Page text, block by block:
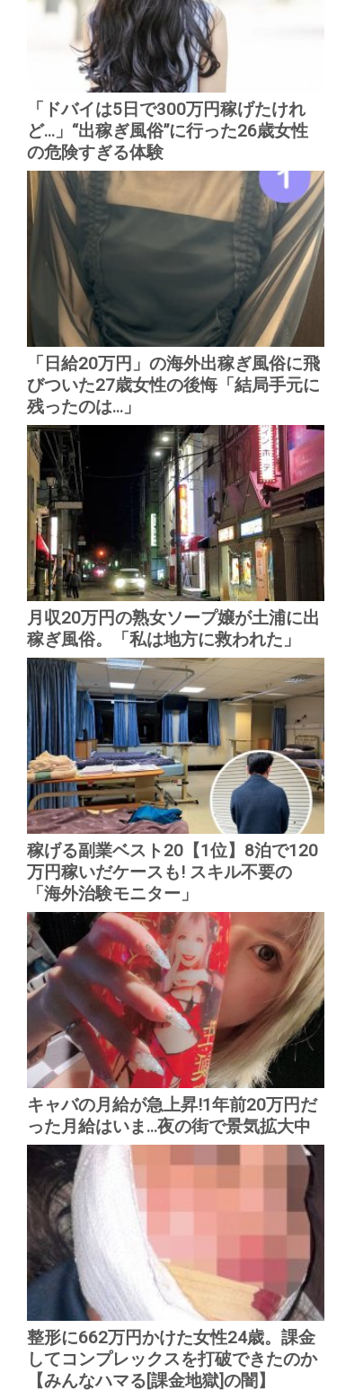
「ドバイは5日で300万円稼げたけれ
ど...」“出稼ぎ風俗”に行った26歳女性
の危険すぎる体験
「日給20万円」の海外出稼ぎ風俗に飛
びついた27歳女性の後悔「結局手元に
残ったのは...」
月収20万円の熟女ソープ嬢が土浦に出
稼ぎ風俗。「私は地方に救われた」
稼げる副業ベスト20【1位】8泊で120
万円稼いだケースも! スキル不要の
「海外治験モニター」
キャバの月給が急上昇!1年前20万円だ
った月給はいま...夜の街で景気拡大中
整形に662万円かけた女性24歳。課金
してコンプレックスを打破できたのか
【みんなハマる[課金地獄]の闇】